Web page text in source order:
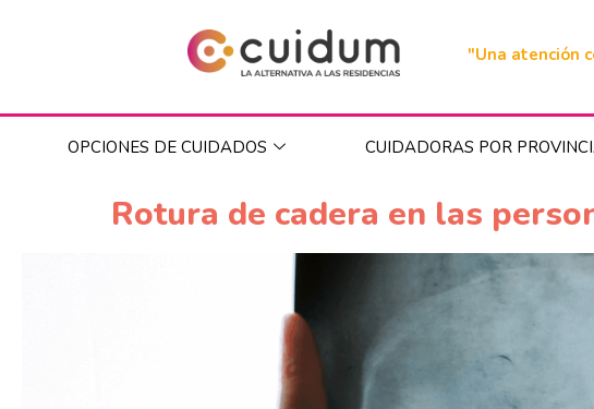
"Una atención
OPCIONES DE CUIDADOS CUIDADORAS POR
Rotura de cadera en las